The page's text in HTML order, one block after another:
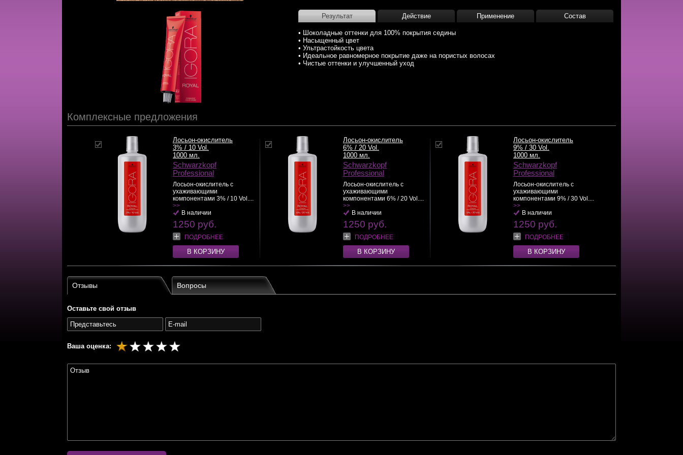
Результат Действие Применение Состав
• Шоколадные оттенки для 100% покрытия седины
• Насыщенный цвет
• Ультрастойкость цвета
• Идеальное равномерное покрытие даже на пористых волосах
• Чистые оттенки и улучшенный уход
Комплексные предложения
Лосьон-окислитель
3% / 10 Vol.
1000 мл.
Schwarzkopf
Professional
Лосьон-окислитель с
ухаживающими
компонентами 3% / 10 Vol....
>>
В наличии
1250 руб.
ПОДРОБНЕЕ
В КОРЗИНУ
Лосьон-окислитель
6% / 20 Vol.
1000 мл.
Schwarzkopf
Professional
Лосьон-окислитель с
ухаживающими
компонентами 6% / 20 Vol....
>>
В наличии
1250 руб.
ПОДРОБНЕЕ
В КОРЗИНУ
Лосьон-окислитель
9% / 30 Vol.
1000 мл.
Schwarzkopf
Professional
Лосьон-окислитель с
ухаживающими
компонентами 9% / 30 Vol....
>>
В наличии
1250 руб.
ПОДРОБНЕЕ
В КОРЗИНУ
Отзывы Вопросы
Оставьте свой отзыв
Ваша оценка: